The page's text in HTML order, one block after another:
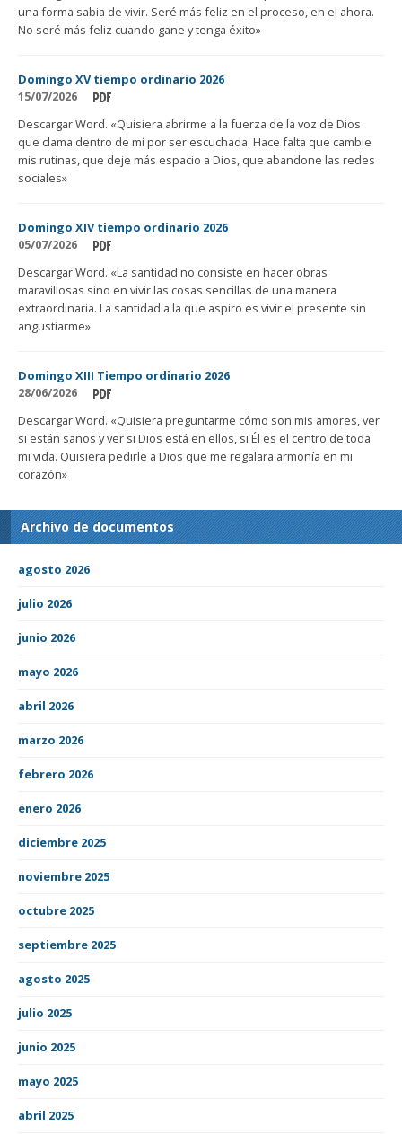
una forma sabia de vivir. Seré más feliz en el proceso, en el ahora.
No seré más feliz cuando gane y tenga éxito»
Domingo XV tiempo ordinario 2026
15/07/2026
Descargar Word. «Quisiera abrirme a la fuerza de la voz de Dios
que clama dentro de mí por ser escuchada. Hace falta que cambie
mis rutinas, que deje más espacio a Dios, que abandone las redes
sociales»
Domingo XIV tiempo ordinario 2026
05/07/2026
Descargar Word. «La santidad no consiste en hacer obras
maravillosas sino en vivir las cosas sencillas de una manera
extraordinaria. La santidad a la que aspiro es vivir el presente sin
angustiarme»
Domingo XIII Tiempo ordinario 2026
28/06/2026
Descargar Word. «Quisiera preguntarme cómo son mis amores, ver
si están sanos y ver si Dios está en ellos, si Él es el centro de toda
mi vida. Quisiera pedirle a Dios que me regalara armonía en mi
corazón»
Archivo de documentos
agosto 2026
julio 2026
junio 2026
mayo 2026
abril 2026
marzo 2026
febrero 2026
enero 2026
diciembre 2025
noviembre 2025
octubre 2025
septiembre 2025
agosto 2025
julio 2025
junio 2025
mayo 2025
abril 2025